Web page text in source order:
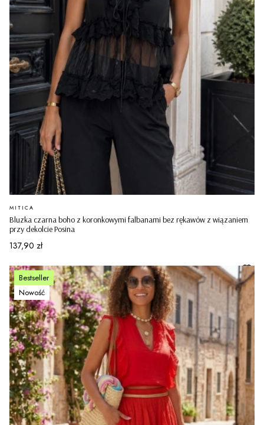
Bluzka czarna boho z koronkowymi falbanami bez rękawów z wiązaniem
przy dekolcie Posina
PRODUCENT
MITICA
Cena
137,90 zł
Bestseller
Nowość